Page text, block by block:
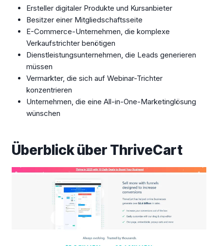
Ersteller digitaler Produkte und Kursanbieter
Besitzer einer Mitgliedschaftsseite
E-Commerce-Unternehmen, die komplexe
Verkaufstrichter benötigen
Dienstleistungsunternehmen, die Leads generieren
müssen
Vermarkter, die sich auf Webinar-Trichter
konzentrieren
Unternehmen, die eine All-in-One-Marketinglösung
wünschen
Überblick über ThriveCart